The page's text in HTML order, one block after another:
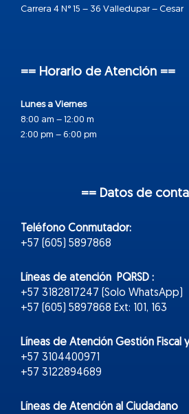
Carrera 4 N° 15 – 36 Valledupar – Cesar
== Horario de Atención ==
Lunes a Viernes
8:00 am – 12:00 m
2:00 pm – 6:00 pm
== Datos de
Teléfono Conmutador:
+57 (605) 5897868
Líneas de atención PQRSD :
+57 3182817247 (Solo WhatsApp)
+57 (605) 5897868 Ext: 101, 163
Líneas de Atención Gestión Fiscal
+57 3104400971
+57 3122894689
Líneas de Atención al Ciudadano